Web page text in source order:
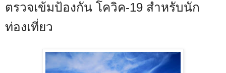
ตรวจเข้มป้องกัน โควิค-19 สำหรับนัก
ท่องเที่ยว